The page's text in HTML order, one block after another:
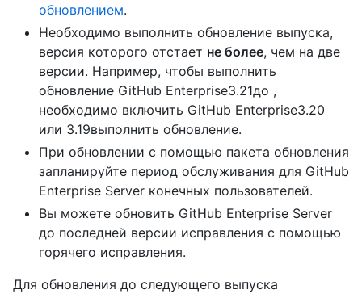
обновлением.
Необходимо выполнить обновление выпуска,
версия которого отстает не более, чем на две
версии. Например, чтобы выполнить
обновление GitHub Enterprise3.21до ,
необходимо включить GitHub Enterprise3.20
или 3.19выполнить обновление.
При обновлении с помощью пакета обновления
запланируйте период обслуживания для GitHub
Enterprise Server конечных пользователей.
Вы можете обновить GitHub Enterprise Server
до последней версии исправления с помощью
горячего исправления.
Для обновления до следующего выпуска